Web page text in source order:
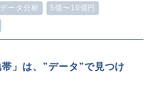
データ分析 5億〜10億円
」は、”データ”で見つけ